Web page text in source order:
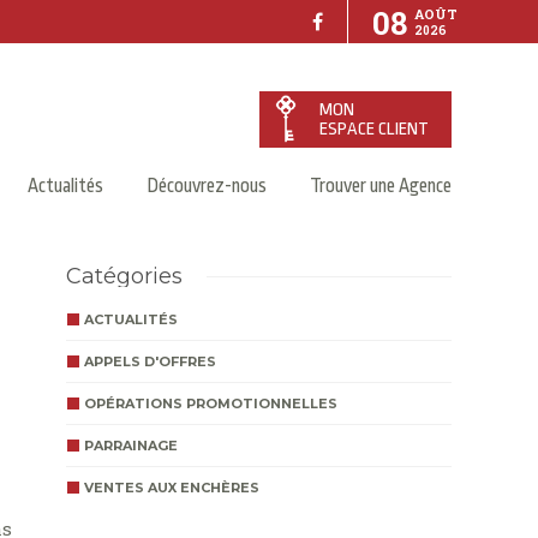
08 AOÛT
2026
Actualités Découvrez-nous Trouver une Agence
MON
ESPACE CLIENT
Catégories
ACTUALITÉS
APPELS D'OFFRES
OPÉRATIONS PROMOTIONNELLES
PARRAINAGE
VENTES AUX ENCHÈRES